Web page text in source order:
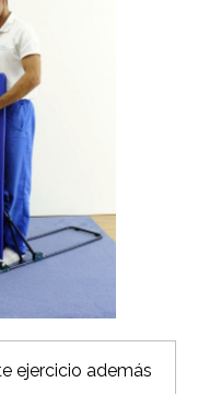
ejercicio además